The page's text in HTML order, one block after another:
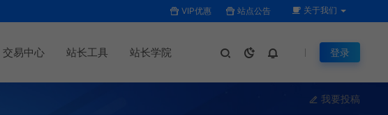
VIP优惠 站点公告 关于我们
交易中心 站长工具 站长学院 登录
我要投稿